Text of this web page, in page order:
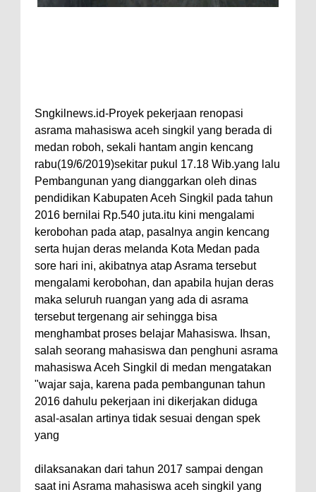
Sngkilnews.id-Proyek pekerjaan renopasi
asrama mahasiswa aceh singkil yang berada di
medan roboh, sekali hantam angin kencang
rabu(19/6/2019)sekitar pukul 17.18 Wib.yang lalu
Pembangunan yang dianggarkan oleh dinas
pendidikan Kabupaten Aceh Singkil pada tahun
2016 bernilai Rp.540 juta.itu kini mengalami
kerobohan pada atap, pasalnya angin kencang
serta hujan deras melanda Kota Medan pada
sore hari ini, akibatnya atap Asrama tersebut
mengalami kerobohan, dan apabila hujan deras
maka seluruh ruangan yang ada di asrama
tersebut tergenang air sehingga bisa
menghambat proses belajar Mahasiswa. Ihsan,
salah seorang mahasiswa dan penghuni asrama
mahasiswa Aceh Singkil di medan mengatakan
"wajar saja, karena pada pembangunan tahun
2016 dahulu pekerjaan ini dikerjakan diduga
asal-asalan artinya tidak sesuai dengan spek
yang
dilaksanakan dari tahun 2017 sampai dengan
saat ini Asrama mahasiswa aceh singkil yang